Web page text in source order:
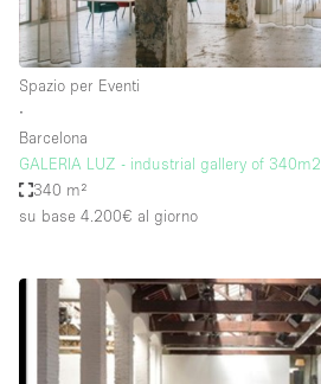
Spazio per Eventi
∙
Barcelona
GALERIA LUZ - industrial gallery of 340m2
340 m²
su base 4.200€ al giorno